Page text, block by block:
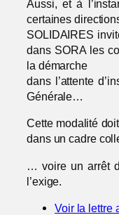
Aussi, et à
certaines
SOLIDAIRES
dans SORA les
la démarche
dans l’attente
Générale…
Cette modalité
dans un cadre
… voire un arrêt
l’exige.
Voir la lettre